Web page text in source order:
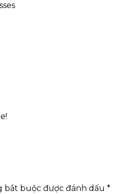
bắt buộc được đánh dấu *